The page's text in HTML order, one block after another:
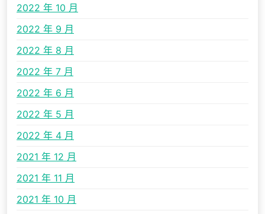
2022 年 10 月
2022 年 9 月
2022 年 8 月
2022 年 7 月
2022 年 6 月
2022 年 5 月
2022 年 4 月
2021 年 12 月
2021 年 11 月
2021 年 10 月